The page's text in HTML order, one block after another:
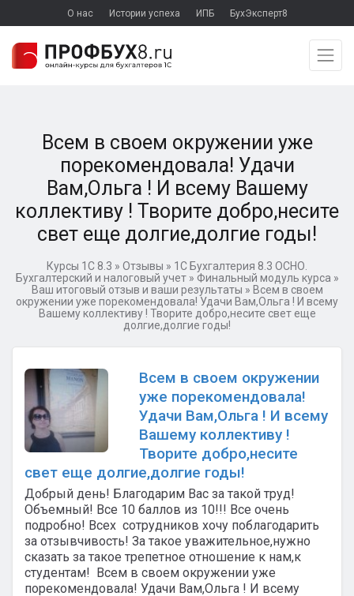
О нас Истории успеха ИПБ БухЭксперт8
Всем в своем окружении уже
порекомендовала! Удачи
Вам,Ольга ! И всему Вашему
коллективу ! Творите добро,несите
свет еще долгие,долгие годы!
Курсы 1С 8.3 » Отзывы » 1C Бухгалтерия 8.3 ОСНО.
Бухгалтерский и налоговый учет» Финальный модуль курса »
Ваш итоговый отзыв и ваши результаты » Всем в своем
окружении уже порекомендовала! Удачи Вам,Ольга ! И всему
Вашему коллективу ! Творите добро,несите свет еще
долгие,долгие годы!
Всем в своем окружении
уже порекомендовала!
Удачи Вам,Ольга ! И всему
Вашему коллективу !
Творите добро,несите
свет еще долгие,долгие годы!
Добрый день! Благодарим Вас за такой труд!
Объемный! Все 10 баллов из 10!!! Все очень
подробно! Всех сотрудников хочу поблагодарить
за отзывчивость! За такое уважительное,нужно
сказать за такое трепетное отношение к нам,к
студентам! Всем в своем окружении уже
порекомендовала! Удачи Вам,Ольга ! И всему